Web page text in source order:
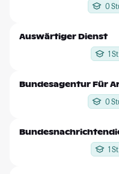
0
Auswärtiger Dienst
1
Bundesagentur Für
0
1